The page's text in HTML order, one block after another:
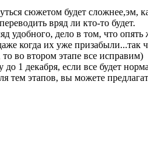
сюжетом будет сложнее,эм,
вряд ли кто-то будет.
удобного, дело в том, что
когда их уже
во втором этапе все исправим)
1 декабря, если все будет
тем этапов, вы можете